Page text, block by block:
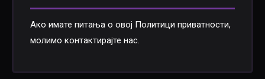
Ако имате питања о овој Политици приватности,
молимо контактирајте нас.